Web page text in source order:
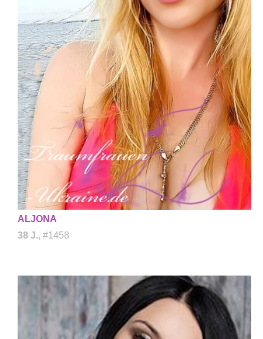
ALJONA
38 J., #1458